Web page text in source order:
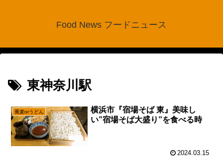
Food News フードニュース
東神奈川駅
蕎麦orうどん
横浜市『宿場そば 東』美味し
い”宿場そば大盛り”を食べる時
2024.03.15